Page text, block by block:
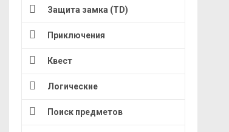
Защита замка (TD)
Приключения
Квест
Логические
Поиск предметов